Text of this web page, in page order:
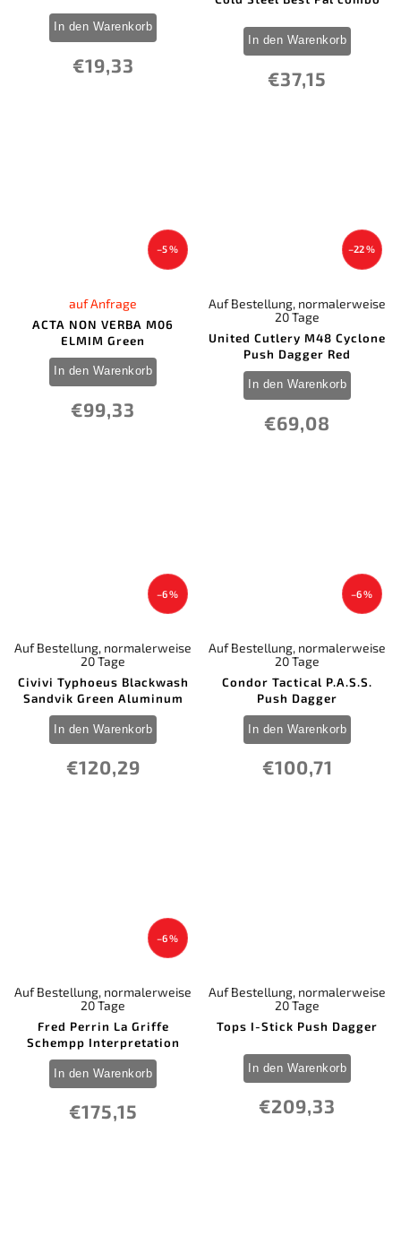
€19,33
In den Warenkorb
€37,15
In den Warenkorb
–5 %
ACTA NON VERBA M06
ELMIM Green
auf Anfrage
€99,33
In den Warenkorb
–22 %
United Cutlery M48 Cyclone
Push Dagger Red
Auf Bestellung, normalerweise
20 Tage
€69,08
In den Warenkorb
–6 %
Civivi Typhoeus Blackwash
Sandvik Green Aluminum
Auf Bestellung, normalerweise
20 Tage
€120,29
In den Warenkorb
–6 %
Condor Tactical P.A.S.S.
Push Dagger
Auf Bestellung, normalerweise
20 Tage
€100,71
In den Warenkorb
–6 %
Fred Perrin La Griffe
Schempp Interpretation
Auf Bestellung, normalerweise
20 Tage
€175,15
In den Warenkorb
Tops I-Stick Push Dagger
Auf Bestellung, normalerweise
20 Tage
€209,33
In den Warenkorb